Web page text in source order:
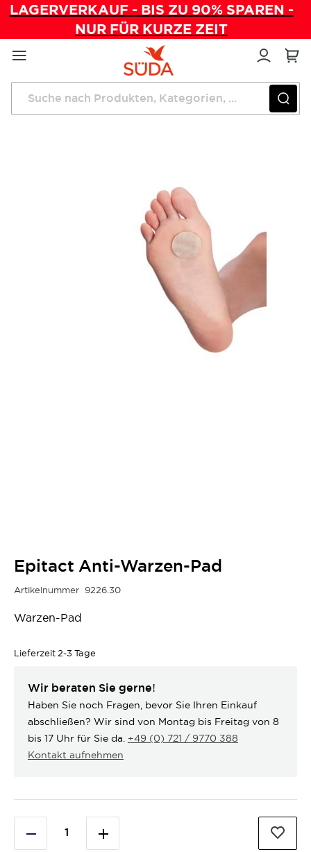
LAGERVERKAUF - BIS ZU 90% SPAREN -
NUR FÜR KURZE ZEIT
Direkt
zum
Inhalt
Startseite Epitact Anti-Warzen-Pad
Epitact Anti-Warzen-Pad
Artikelnummer 9226.30
Warzen-Pad
Lieferzeit 2-3 Tage
Wir beraten Sie gerne!
Haben Sie noch Fragen, bevor Sie Ihren Einkauf
abschließen? Wir sind von Montag bis Freitag von 8
bis 17 Uhr für Sie da. +49 (0) 721 / 9770 388
Kontakt aufnehmen